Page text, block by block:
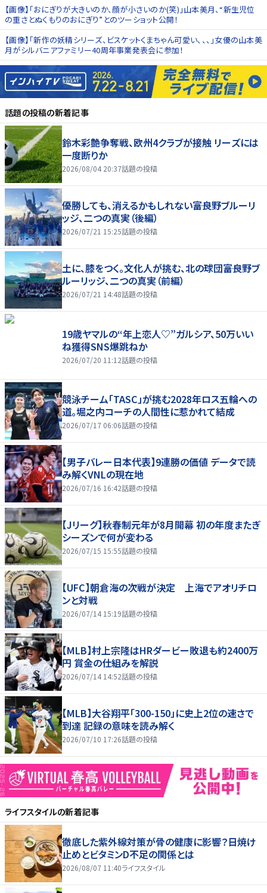
【画像】「おにぎりが大きいのか、顔が小さいのか(笑)」山本美月、“新生児位
の重さとぬくもりのおにぎり”とのツーショット公開！
【画像】「新作の妖精シリーズ、ビスケットくまちゃん可愛い、、、」女優の山本美
月がシルバニアファミリー40周年事業発表会に参加！
話題の投稿の新着記事
鈴木彩艶争奪戦、欧州4クラブが接触 リーズには
一度断りか
2026/08/04 20:37話題の投稿
優勝しても、消えるかもしれない――富良野ブルーリ
ッジ、二つの真実（後編）
2026/07/21 15:25話題の投稿
土に、膝をつく。文化人が挑む、北の球団――富良野ブ
ルーリッジ、二つの真実（前編）
2026/07/21 14:48話題の投稿
19歳ヤマルの“年上恋人♡”ガルシア、50万いい
ね獲得SNS爆跳ねか
2026/07/20 11:12話題の投稿
競泳チーム「TASC」が挑む2028年ロス五輪への
道。堀之内コーチの人間性に惹かれて結成
2026/07/17 06:06話題の投稿
【男子バレー日本代表】9連勝の価値 データで読
み解くVNLの現在地
2026/07/16 16:42話題の投稿
【Jリーグ】秋春制元年が8月開幕 初の年度またぎ
シーズンで何が変わる
2026/07/15 15:55話題の投稿
【UFC】朝倉海の次戦が決定 上海でアオリチロ
ンと対戦
2026/07/14 15:19話題の投稿
【MLB】村上宗隆はHRダービー敗退も約2400万
円 賞金の仕組みを解説
2026/07/14 14:52話題の投稿
【MLB】大谷翔平「300-150」に史上2位の速さで
到達 記録の意味を読み解く
2026/07/10 17:26話題の投稿
ライフスタイルの新着記事
徹底した紫外線対策が骨の健康に影響？日焼け
止めとビタミンD不足の関係とは
2026/08/07 11:40ライフスタイル